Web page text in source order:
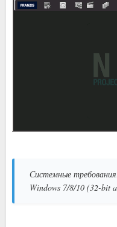
Системные
Windows 7/8/10 (32-bit